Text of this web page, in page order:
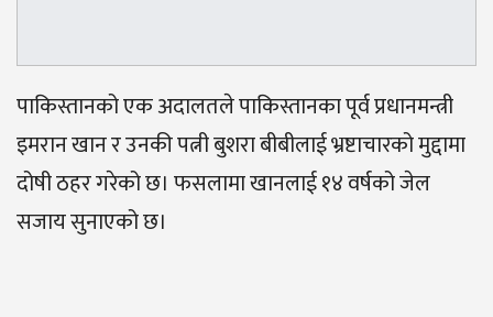
पाकिस्तानको एक अदालतले पाकिस्तानका पूर्व प्रधानमन्त्री
इमरान खान र उनकी पत्नी बुशरा बीबीलाई भ्रष्टाचारको मुद्दामा
दोषी ठहर गरेको छ। फसलामा खानलाई १४ वर्षको जेल
सजाय सुनाएको छ।